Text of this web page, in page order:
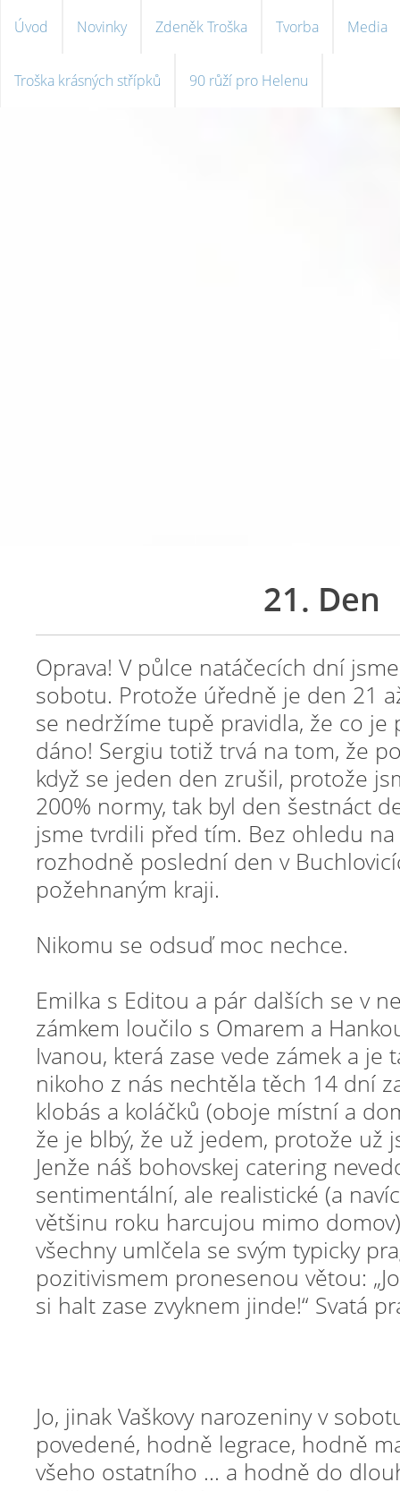
Úvod Novinky Zdeněk Troška Tvorba Media
Troška krásných střípků 90 růží pro Helenu
21. Den
Oprava! V půlce natáčecích dní
sobotu. Protože úředně je den 21
se nedržíme tupě pravidla, že co je
dáno! Sergiu totiž trvá na tom, že
když se jeden den zrušil, protože
200% normy, tak byl den šestnáct
jsme tvrdili před tím. Bez ohledu
rozhodně poslední den v
požehnaným kraji.
Nikomu se odsuď moc nechce.
Emilka s Editou a pár dalších se v
zámkem loučilo s Omarem a
Ivanou, která zase vede zámek a je
nikoho z nás nechtěla těch 14 dní
klobás a koláčků (oboje místní a
že je blbý, že už jedem, protože už
Jenže náš bohovskej catering
sentimentální, ale realistické (a
většinu roku harcujou mimo
všechny umlčela se svým typicky
pozitivismem pronesenou větou:
si halt zase zvyknem jinde!“ Svatá
Jo, jinak Vaškovy narozeniny v
povedené, hodně legrace, hodně
všeho ostatního ... a hodně do